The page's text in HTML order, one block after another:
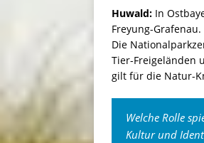
Huwald: In
Freyung-
Die
Tier-Freigeländen
gilt für die Natur-
Welche Rolle
Kultur und